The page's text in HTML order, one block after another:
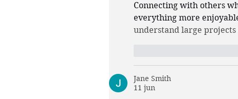
Connecting with others
everything more
understand large projects
Jane Smith
11 jun